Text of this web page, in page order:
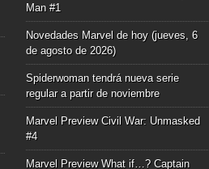
Man #1
Novedades Marvel de hoy (jueves, 6
de agosto de 2026)
Spiderwoman tendrá nueva serie
regular a partir de noviembre
Marvel Preview Civil War: Unmasked
#4
Marvel Preview What if…? Captain